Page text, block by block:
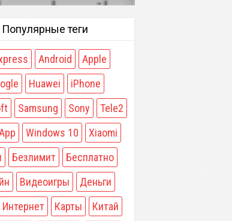
Популярные теги
Android
Apple
Huawei
iPhone
Samsung Sony
Tele2
Windows 10
Xiaomi
Безлимит
Бесплатно
Видеоигры
Деньги
Интернет Карты
Китай